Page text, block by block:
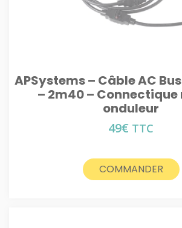
APSystems – Câble AC
– 2m40 –
onduleur
49€ TTC
COMMANDER